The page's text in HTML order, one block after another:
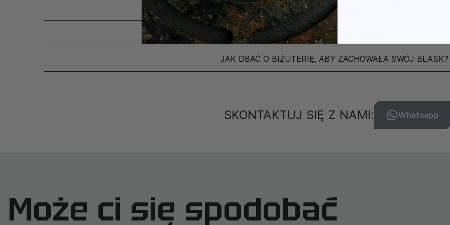
JAK WYGLĄDA DOSTAWA I ILE TRWA?
SKĄD POCHODZI MARKA I GDZIE PRODUKOWANA JEST
JAK DBAĆ O BIŻUTERIĘ, ABY ZACHOWAŁA SWÓJ BLASK?
SKONTAKTUJ SIĘ Z NAMI: Whatsapp
Może ci się spodobać